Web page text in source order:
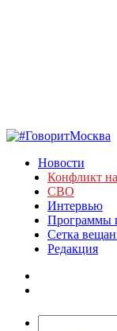
Новости
Конфликт
СВО
Интервью
Программы
Сетка
Редакция